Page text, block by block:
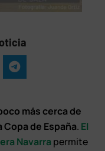
más cerca de
de España. El
Navarra permite